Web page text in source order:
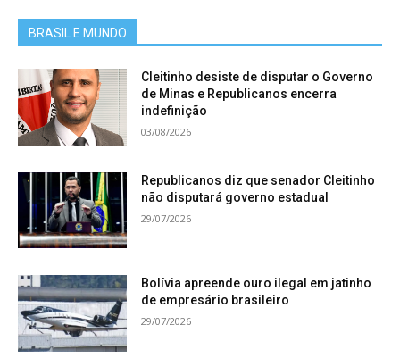
BRASIL E MUNDO
Cleitinho desiste de disputar o Governo
de Minas e Republicanos encerra
indefinição
03/08/2026
Republicanos diz que senador Cleitinho
não disputará governo estadual
29/07/2026
Bolívia apreende ouro ilegal em jatinho
de empresário brasileiro
29/07/2026